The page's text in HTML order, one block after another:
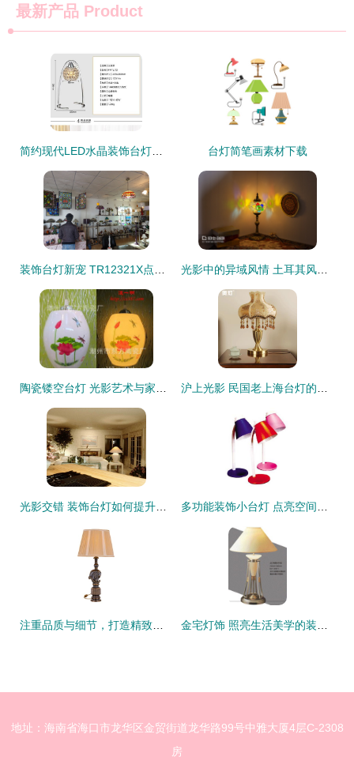
最新产品 Product
台灯简笔画素材下载
地址：海南省海口市龙华区金贸街道龙华路99号中雅大厦4层C-2308
房